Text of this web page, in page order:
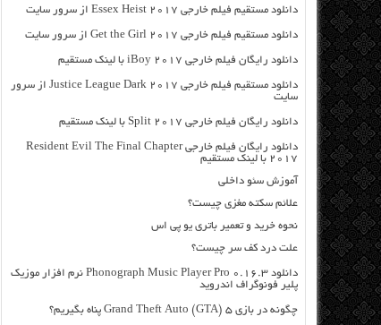
دانلود مستقیم فیلم خارجی Essex Heist 2017 از سرور سایت
دانلود مستقیم فیلم خارجی Get the Girl 2017 از سرور سایت
دانلود رایگان فیلم خارجی iBoy 2017 با لینک مستقیم
دانلود مستقیم فیلم خارجی Justice League Dark 2017 از سرور
سایت
دانلود رایگان فیلم خارجی Split 2017 با لینک مستقیم
دانلود رایگان فیلم خارجی Resident Evil The Final Chapter
2017 با لینک مستقیم
آموزش سئو داخلی
علائم سکته مغزی چیست؟
نحوه خرید و تعمیر باتری یو پی اس
علت درد کف سر چیست؟
دانلود Phonograph Music Player Pro 0.16.3 نرم افزار موزیک
پلیر فونوگراف اندروید
چگونه در بازی Grand Theft Auto (GTA) 5 پناه بگیریم؟